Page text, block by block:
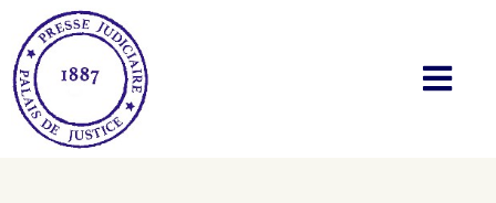
Passer
au
contenu